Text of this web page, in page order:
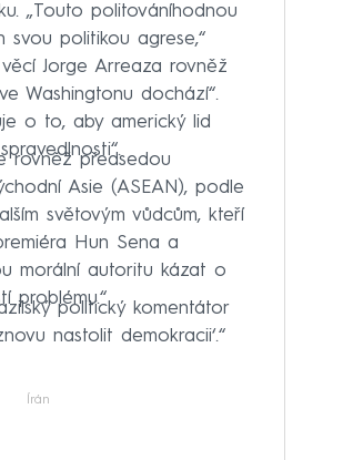
„Touto politováníhodnou
politikou agrese,“
Jorge Arreaza rovněž
Washingtonu dochází“.
o to, aby americký lid
rovněž předsedou
Asie (ASEAN), podle
světovým vůdcům, kteří
Hun Sena a
morální autoritu kázat o
problému.“
politický komentátor
nastolit demokracii‘.“
Írán